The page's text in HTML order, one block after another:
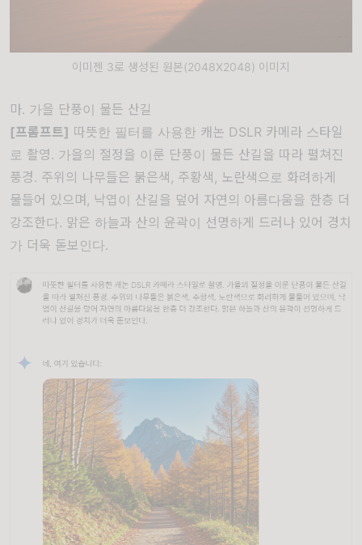
이미젠 3로 생성된 원본(2048X2048) 이미지
마. 가을 단풍이 물든 산길
[프롬프트] 따뜻한 필터를 사용한 캐논 DSLR 카메라 스타일
로 촬영. 가을의 절정을 이룬 단풍이 물든 산길을 따라 펼쳐진
풍경. 주위의 나무들은 붉은색, 주황색, 노란색으로 화려하게
물들어 있으며, 낙엽이 산길을 덮어 자연의 아름다움을 한층 더
강조한다. 맑은 하늘과 산의 윤곽이 선명하게 드러나 있어 경치
가 더욱 돋보인다.